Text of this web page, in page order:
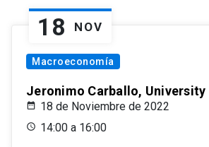
18 NOV
Macroeconomía
Jeronimo Carballo,
18 de Noviembre de 2022
14:00 a 16:00